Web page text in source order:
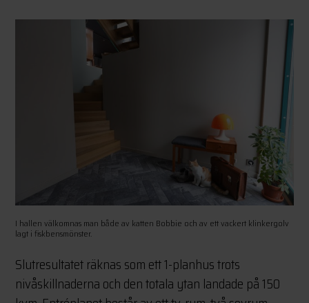
I hallen välkomnas man både av katten Bobbie och av ett vackert klinkergolv
lagt i fiskbensmönster.
Slutresultatet räknas som ett 1-planhus trots
nivåskillnaderna och den totala ytan landade på 150